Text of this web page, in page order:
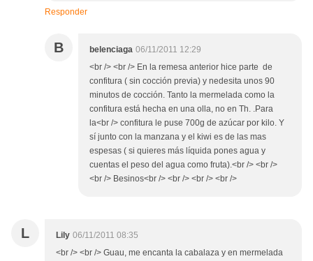
Responder
B belenciaga 06/11/2011 12:29
<br /> <br /> En la remesa anterior hice parte de
confitura ( sin cocción previa) y nedesita unos 90
minutos de cocción. Tanto la mermelada como la
confitura está hecha en una olla, no en Th. .Para
la<br /> confitura le puse 700g de azúcar por kilo. Y
sí junto con la manzana y el kiwi es de las mas
espesas ( si quieres más líquida pones agua y
cuentas el peso del agua como fruta).<br /> <br />
<br /> Besinos<br /> <br /> <br /> <br />
L Lily 06/11/2011 08:35
<br /> <br /> Guau, me encanta la cabalaza y en mermelada